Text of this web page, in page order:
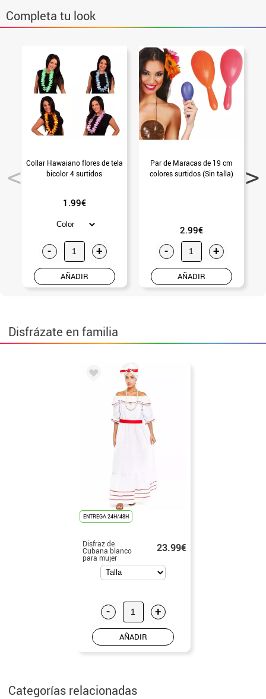
Completa tu look
Collar Hawaiano flores de tela
bicolor 4 surtidos
1.99€
- +
AÑADIR
Par de Maracas de 19 cm
colores surtidos (Sin talla)
2.99€
- +
AÑADIR
Disfrázate en familia
ENTREGA 24H/48H
Disfraz de
Cubana blanco
para mujer
23.99€
- +
AÑADIR
Categorías relacionadas